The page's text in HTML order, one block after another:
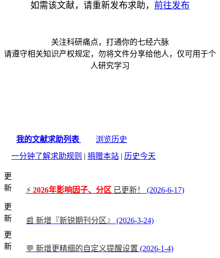
如需该文献，请重新发布求助， 前往发布
关注科研痛点，打通你的七经六脉
请遵守相关知识产权规定，勿将文件分享给他人，仅可用于个
人研究学习
我的文献求助列表
浏览历史
一分钟了解求助规则 | 捐赠本站 | 历史今天
更
新
⚡ 2026年影响因子、分区 已更新！
(2026-6-17)
更
新
📰 新增『新锐期刊分区』
(2026-3-24)
更
新
💬 新增更精细的自定义提醒设置 (2026-1-4)